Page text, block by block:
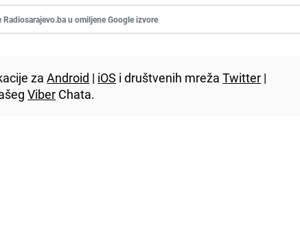
Radiosarajevo.ba u omiljene Google izvore
zaAndroid | iOS i društvenih mrežaTwitter |
Viber Chata.